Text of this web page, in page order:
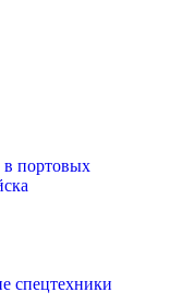
в портовых
спецтехники